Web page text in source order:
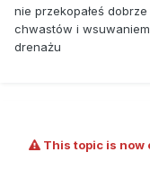
nie przekopałeś
chwastów i
drenażu
This topic is now